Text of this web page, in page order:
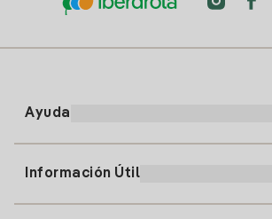
Ayuda
Información Útil